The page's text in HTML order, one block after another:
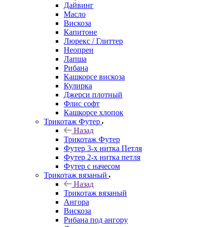
Дайвинг
Масло
Вискоза
Капитоне
Люрекс / Глиттер
Неопрен
Лапша
Рибана
Кашкорсе вискоза
Кулирка
Джерси плотный
Флис софт
Кашкорсе хлопок
Трикотаж Футер
Назад
Трикотаж Футер
Футер 3-х нитка Петля
Футер 2-х нитка петля
Футер с начесом
Трикотаж вязаный
Назад
Трикотаж вязаный
Ангора
Вискоза
Рибана под ангору